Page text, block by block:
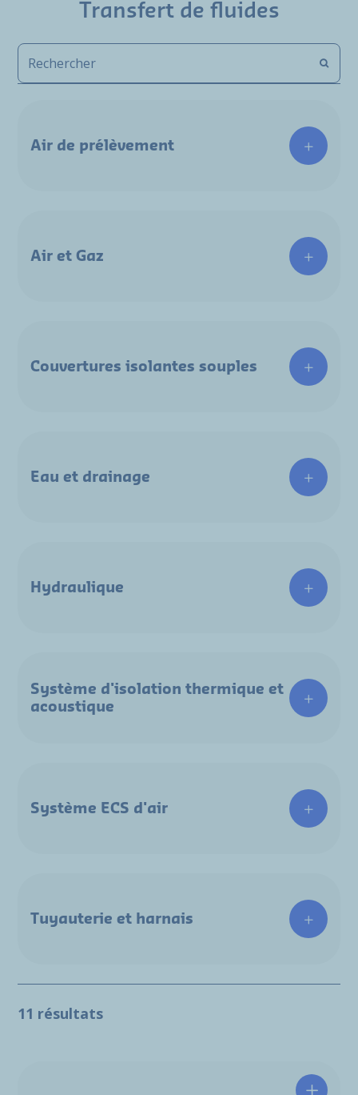
Transfert de fluides
Air de prélèvement
Air et Gaz
Couvertures isolantes souples
Eau et drainage
Hydraulique
Système d'isolation thermique et
acoustique
Système ECS d'air
Tuyauterie et harnais
11 résultats